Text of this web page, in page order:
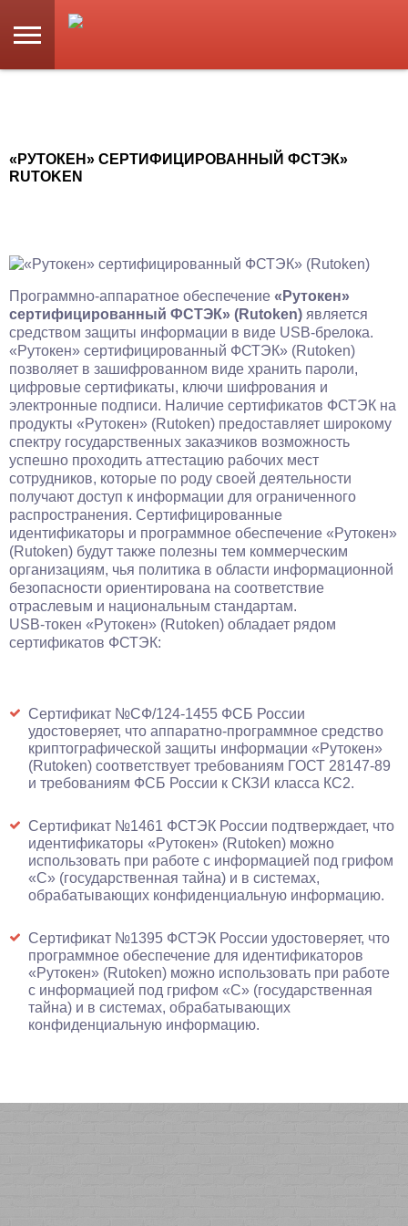
«РУТОКЕН» СЕРТИФИЦИРОВАННЫЙ ФСТЭК»
RUTOKEN
Программно-аппаратное обеспечение «Рутокен»
сертифицированный ФСТЭК» (Rutoken) является
средством защиты информации в виде USB-брелока.
«Рутокен» сертифицированный ФСТЭК» (Rutoken)
позволяет в зашифрованном виде хранить пароли,
цифровые сертификаты, ключи шифрования и
электронные подписи. Наличие сертификатов ФСТЭК на
продукты «Рутокен» (Rutoken) предоставляет широкому
спектру государственных заказчиков возможность
успешно проходить аттестацию рабочих мест
сотрудников, которые по роду своей деятельности
получают доступ к информации для ограниченного
распространения. Сертифицированные
идентификаторы и программное обеспечение «Рутокен»
(Rutoken) будут также полезны тем коммерческим
организациям, чья политика в области информационной
безопасности ориентирована на соответствие
отраслевым и национальным стандартам.
USB-токен «Рутокен» (Rutoken) обладает рядом
сертификатов ФСТЭК:
Сертификат №СФ/124-1455 ФСБ России
удостоверяет, что аппаратно-программное средство
криптографической защиты информации «Рутокен»
(Rutoken) соответствует требованиям ГОСТ 28147-89
и требованиям ФСБ России к СКЗИ класса КС2.
Сертификат №1461 ФСТЭК России подтверждает, что
идентификаторы «Рутокен» (Rutoken) можно
использовать при работе с информацией под грифом
«С» (государственная тайна) и в системах,
обрабатывающих конфиденциальную информацию.
Сертификат №1395 ФСТЭК России удостоверяет, что
программное обеспечение для идентификаторов
«Рутокен» (Rutoken) можно использовать при работе
с информацией под грифом «С» (государственная
тайна) и в системах, обрабатывающих
конфиденциальную информацию.